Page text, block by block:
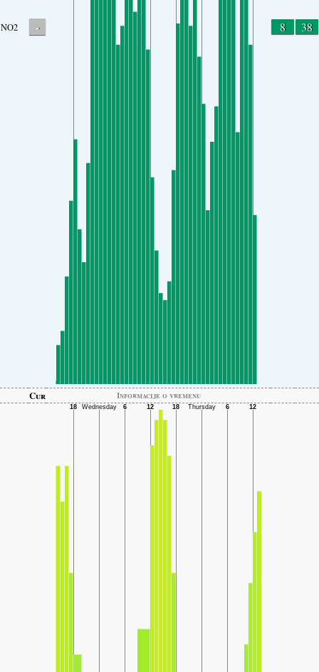
NO2 - 8 38
Cur Informacije o vremenu